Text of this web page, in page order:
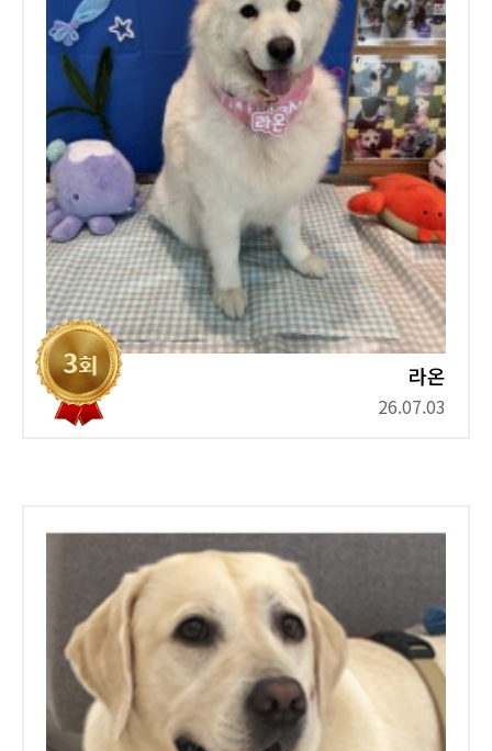
라온
26.07.03